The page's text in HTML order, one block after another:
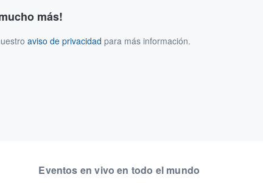
más!
aviso de privacidad para más información.
Eventos en vivo en todo el mundo